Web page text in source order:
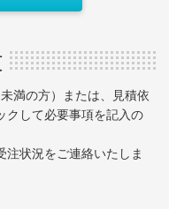
満の方）または、見積依
クして必要事項を記入の
注状況をご連絡いたしま